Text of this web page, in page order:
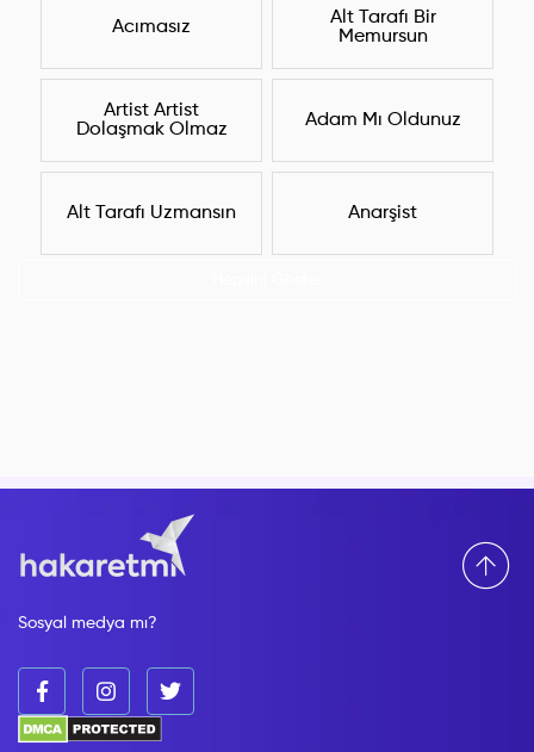
Acımasız
Alt Tarafı Bir
Memursun
Artist Artist
Dolaşmak Olmaz
Adam Mı Oldunuz
Alt Tarafı Uzmansın Anarşist
Sosyal medya mı?